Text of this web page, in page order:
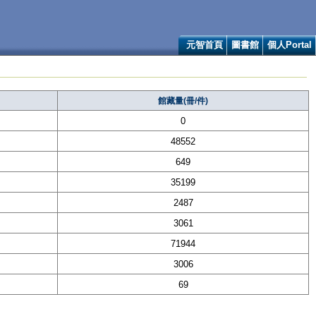
元智首頁 圖書館 個人Portal
館藏量(冊/件)
0
48552
649
35199
2487
3061
71944
3006
69